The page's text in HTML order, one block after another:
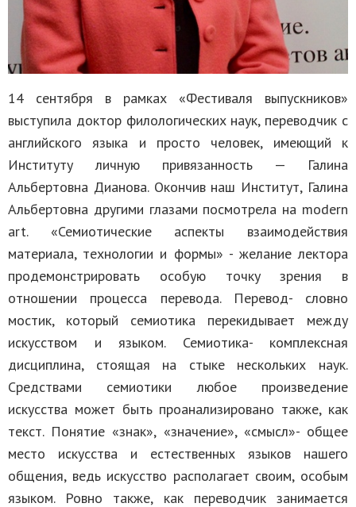
14 сентября в рамках «Фестиваля выпускников»
выступила доктор филологических наук, переводчик с
английского языка и просто человек, имеющий к
Институту личную привязанность — Галина
Альбертовна Дианова. Окончив наш Институт, Галина
Альбертовна другими глазами посмотрела на modern
art. «Семиотические аспекты взаимодействия
материала, технологии и формы» - желание лектора
продемонстрировать особую точку зрения в
отношении процесса перевода. Перевод- словно
мостик, который семиотика перекидывает между
искусством и языком. Семиотика- комплексная
дисциплина, стоящая на стыке нескольких наук.
Средствами семиотики любое произведение
искусства может быть проанализировано также, как
текст. Понятие «знак», «значение», «смысл»- общее
место искусства и естественных языков нашего
общения, ведь искусство располагает своим, особым
языком. Ровно также, как переводчик занимается